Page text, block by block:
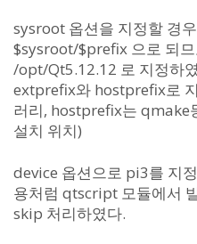
sysroot 옵션을 지정할 경
$sysroot/$prefix 으로 되
/opt/Qt5.12.12 로 지정하
extprefix와 hostprefix로
러리, hostprefix는 qmake
설치 위치)
device 옵션으로 pi3를 지
용처럼 qtscript 모듈에서
skip 처리하였다.